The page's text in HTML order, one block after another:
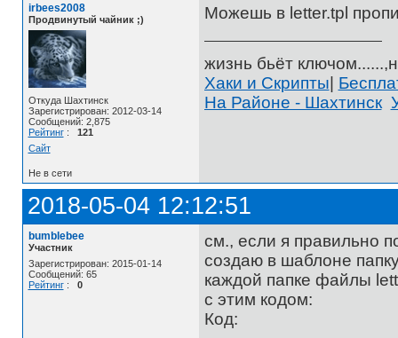
irbees2008
Продвинутый чайник ;)
Откуда Шахтинск
Зарегистрирован: 2012-03-14
Сообщений: 2,875
Рейтинг: 121
Сайт
Можешь в letter.tpl
жизнь бьёт
Хаки и Скрипты|
На Районе - Шахтинск
Не в сети
2018-05-04 12:12:51
bumblebee
Участник
Зарегистрирован: 2015-01-14
Сообщений: 65
Рейтинг: 0
см., если я правильно
создаю в шаблоне
каждой папке файлы
с этим кодом:
Код: